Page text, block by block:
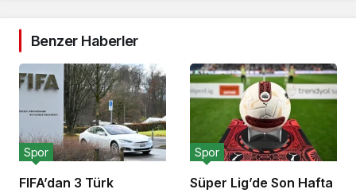
Benzer Haberler
FIFA’dan 3 Türk
Spor
Süper Lig’de Son Hafta
Spor